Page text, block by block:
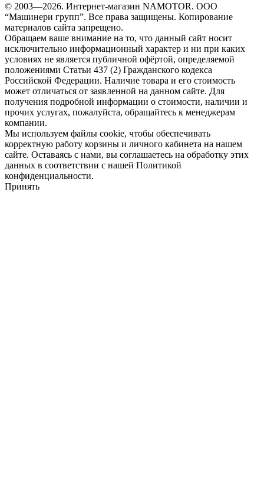
© 2003—2026. Интернет-магазин NAMOTOR. ООО
“Машинери групп”. Все права защищены. Копирование
материалов сайта запрещено.
Обращаем ваше внимание на то, что данный сайт носит
исключительно информационный характер и ни при каких
условиях не является публичной офёртой, определяемой
положениями Статьи 437 (2) Гражданского кодекса
Российской Федерации. Наличие товара и его стоимость
может отличаться от заявленной на данном сайте. Для
получения подробной информации о стоимости, наличии и
прочих услугах, пожалуйста, обращайтесь к менеджерам
компании.
Мы используем файлы cookie, чтобы обеспечивать
корректную работу корзины и личного кабинета на нашем
сайте. Оставаясь с нами, вы соглашаетесь на обработку этих
данных в соответствии с нашей Политикой
конфиденциальности.
Принять